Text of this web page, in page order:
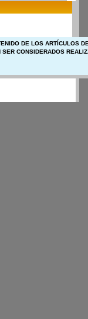
DE LOS ARTÍCULOS
SER CONSIDERADOS